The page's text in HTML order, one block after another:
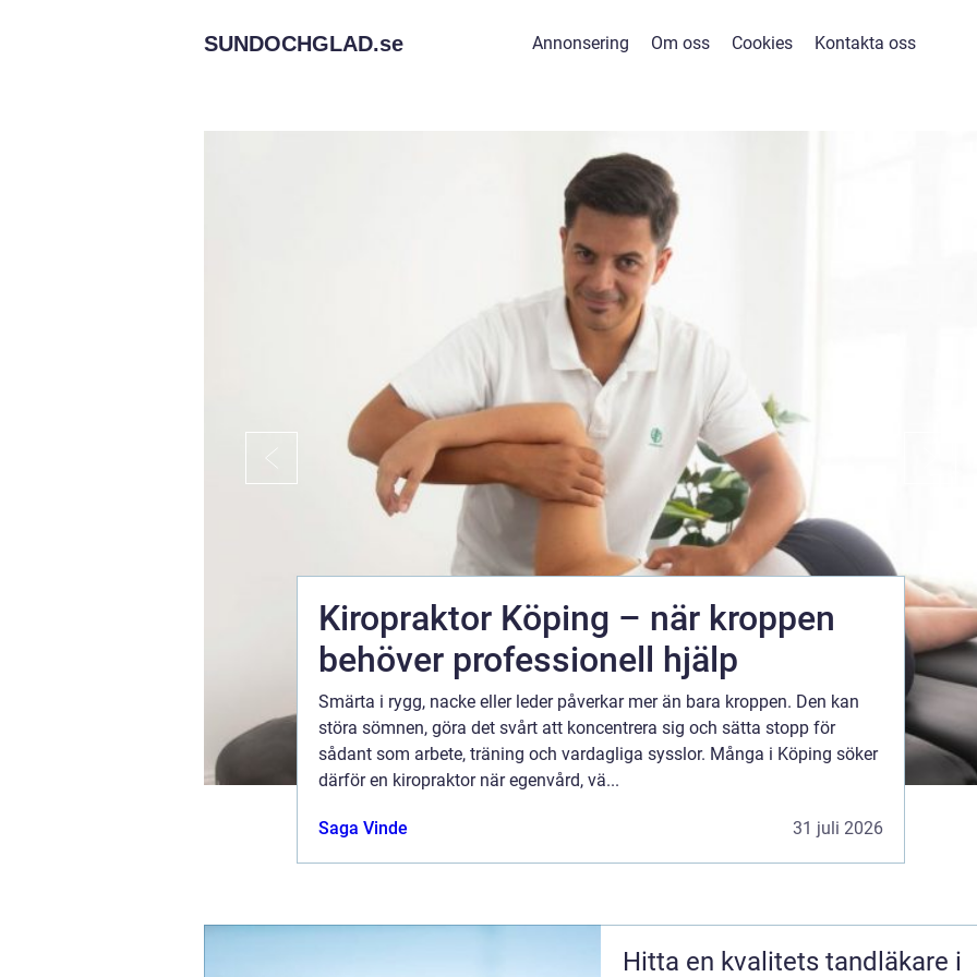
SUNDOCHGLAD.se Annonsering Om oss Cookies Kontakta oss
Kiropraktor Köping – när kroppen
behöver professionell hjälp
Smärta i rygg, nacke eller leder påverkar mer än bara kroppen. Den kan
störa sömnen, göra det svårt att koncentrera sig och sätta stopp för
sådant som arbete, träning och vardagliga sysslor. Många i Köping söker
därför en kiropraktor när egenvård, vä...
Saga Vinde 31 juli 2026
Hitta en kvalitets tandläkare i